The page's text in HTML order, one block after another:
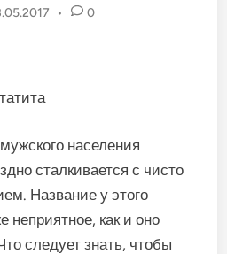
• 0
населения
сталкивается с чисто
Название у этого
неприятное, как и оно
следует знать, чтобы